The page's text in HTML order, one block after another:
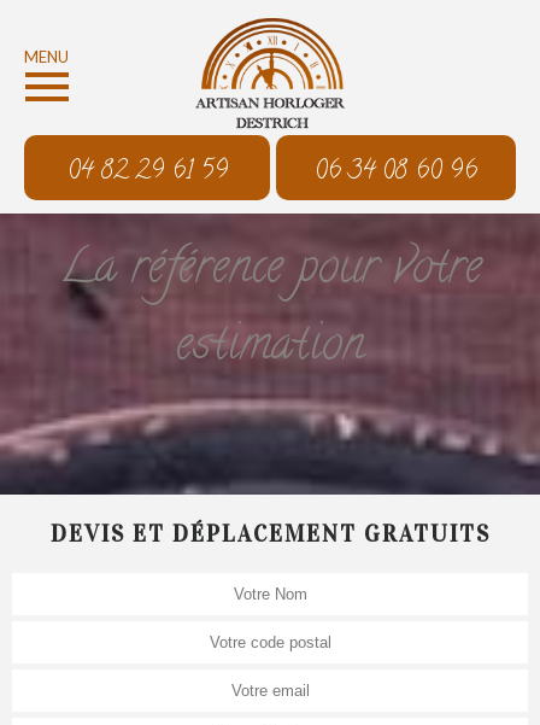
MENU
04 82 29 61 59 06 34 08 60 96
La référence pour votre
estimation
DEVIS ET DÉPLACEMENT GRATUITS